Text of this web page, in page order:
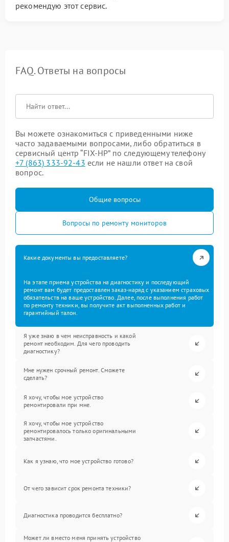
рекомендую этот сервис.
FAQ. Ответы на вопросы
Вы можете ознакомиться с приведенными ниже
часто задаваемыми вопросами, либо обратиться в
сервисный центр “FIX-HP” по следующему телефону
+7 (863) 333-92-43 если не нашли ответ на свой
вопрос.
Общие вопросы
Вопросы по ремонту мониторов
Какие документы вы предоставляете?
На этапе приема устройства на диагностику и последующий
ремонт вам будет предоставлен заказ-наряд с указанием страховых
обязательств на ваше устройство. Далее, после выполнения работ
по ремонту техники, вы получите акт выполненных работ и
гарантийный талон.
Я уже знаю в чем неисправность и какой
ремонт необходим. Для чего проводить
диагностику?
Мне нужен срочный ремонт. Сможете
сделать?
Я хочу, чтобы мое устройство
ремонтировали при мне.
Я хочу, чтобы мое устройство
ремонтировалось только оригинальными
запчастями.
Как я узнаю, что мое устройство готово?
От чего зависит срок ремонта техники?
Диагностика проводится бесплатно?
Может ли вместо меня принять устройство